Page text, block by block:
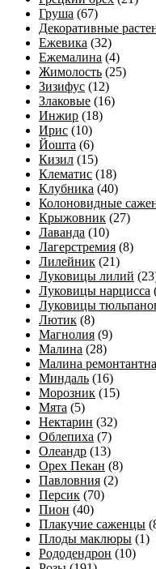
Груша (67)
Декоративные
Ежевика (32)
Ежемалина (4)
Жимолость (25)
Зизифус (12)
Злаковые (16)
Инжир (18)
Ирис (10)
Йошта (6)
Кизил (15)
Клематис (18)
Клубника (40)
Колоновидные
Крыжовник (27)
Лаванда (10)
Лагерстремия (8)
Лилейник (21)
Луковицы лилий
Луковицы нарцисса
Луковицы
Лютик (8)
Магнолия (9)
Малина (28)
Малина
Миндаль (16)
Морозник (15)
Мята (5)
Нектарин (32)
Облепиха (7)
Олеандр (13)
Орех Пекан (8)
Павловния (2)
Персик (70)
Пион (40)
Плакучие саженцы
Плоды маклюры (1)
Рододендрон (10)